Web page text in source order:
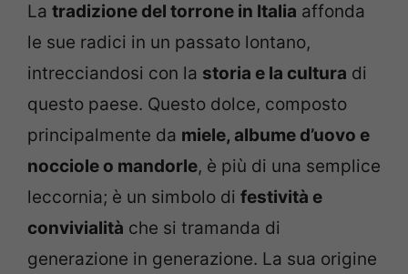
La tradizione del torrone in Italia affonda
le sue radici in un passato lontano,
intrecciandosi con la storia e la cultura di
questo paese. Questo dolce, composto
principalmente da miele, albume d’uovo e
nocciole o mandorle, è più di una semplice
leccornia; è un simbolo di festività e
convivialità che si tramanda di
generazione in generazione. La sua origine